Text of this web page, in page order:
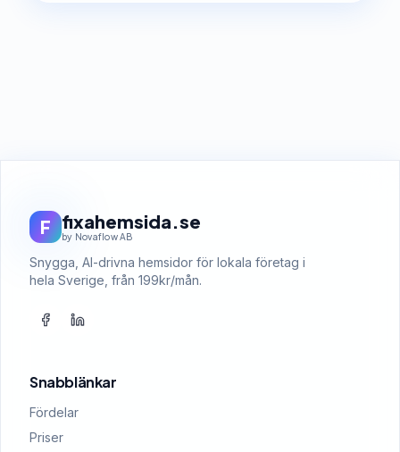
F fixahemsida.se
by Novaflow AB
Snygga, AI-drivna hemsidor för lokala företag i
hela Sverige, från 199kr/mån.
Snabblänkar
Fördelar
Priser